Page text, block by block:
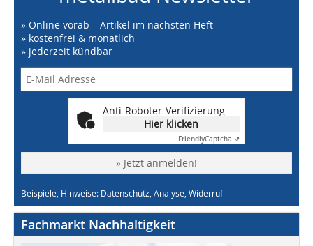
» Online vorab – Artikel im nächsten Heft
» kostenfrei & monatlich
» jederzeit kündbar
Anti-Roboter-Verifizierung
Hier klicken
FriendlyCaptcha ⇗
» Jetzt anmelden!
Beispiele, Hinweise: Datenschutz, Analyse, Widerruf
Fachmarkt Nachhaltigkeit